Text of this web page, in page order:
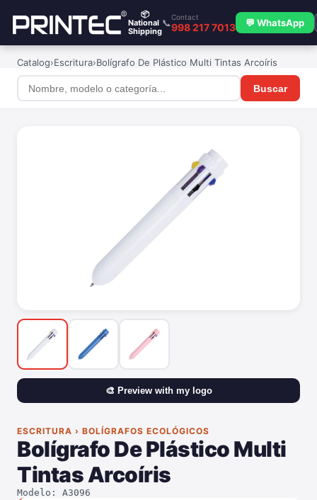
📦
National
Shipping
📞
Contact
998 217 7013 💬 WhatsApp
Catalog›Escritura›Bolígrafo De Plástico Multi Tintas Arcoíris
Buscar
🎨 Preview with my logo
ESCRITURA › BOLÍGRAFOS ECOLÓGICOS
Bolígrafo De Plástico Multi
Tintas Arcoíris
Modelo: A3096